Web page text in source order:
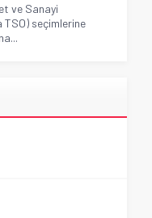
ve Sanayi
TSO) seçimlerine